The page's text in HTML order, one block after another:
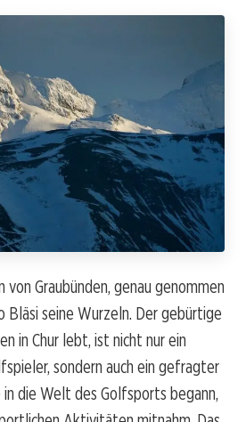
Graubünden, genau genommen
Bläsi seine Wurzeln. Der gebürtige
in Chur lebt, ist nicht nur ein
sondern auch ein gefragter
die Welt des Golfsports begann,